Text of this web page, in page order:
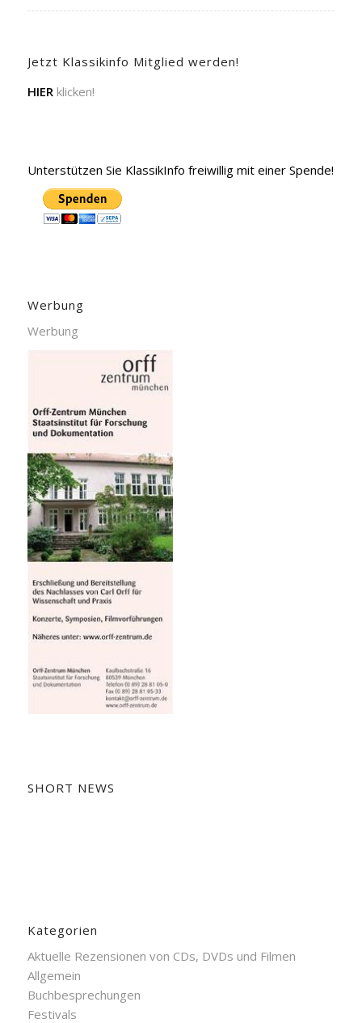
Jetzt Klassikinfo Mitglied werden!
HIER klicken!
Unterstützen Sie KlassikInfo freiwillig mit einer Spende!
Werbung
Werbung
SHORT NEWS
Kategorien
Aktuelle Rezensionen von CDs, DVDs und Filmen
Allgemein
Buchbesprechungen
Festivals